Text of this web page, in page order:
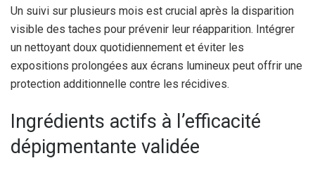
Un suivi sur plusieurs mois est crucial après la disparition
visible des taches pour prévenir leur réapparition. Intégrer
un nettoyant doux quotidiennement et éviter les
expositions prolongées aux écrans lumineux peut offrir une
protection additionnelle contre les récidives.
Ingrédients actifs à l’efficacité
dépigmentante validée